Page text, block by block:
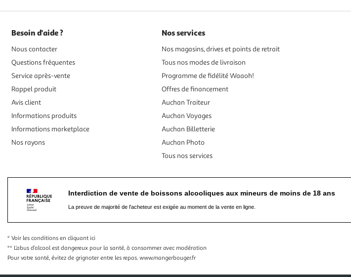
Besoin d'aide ?
Nous contacter
Questions fréquentes
Service après-vente
Rappel produit
Avis client
Informations produits
Informations marketplace
Nos rayons
Nos services
Nos magasins, drives et points de retrait
Tous nos modes de livraison
Programme de fidélité Waaoh!
Offres de financement
Auchan Traiteur
Auchan Voyages
Auchan Billetterie
Auchan Photo
Tous nos services
Interdiction de vente de boissons alcooliques aux mineurs de moins de 18 ans
La preuve de majorité de l'acheteur est exigée au moment de la vente en ligne.
* Voir les conditions en cliquant ici
** L’abus d’alcool est dangereux pour la santé, à consommer avec modération
Pour votre santé, évitez de grignoter entre les repas. www.mangerbouger.fr